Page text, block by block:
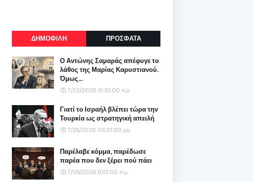
ΔΗΜΟΦΙΛΗ ΠΡΟΣΦΑΤΑ
Ο Αντώνης Σαμαράς απέφυγε το
λάθος της Μαρίας Καρυστιανού.
Όμως...
7/22/2026 10:52:00 π.μ.
Γιατί το Ισραήλ βλέπει τώρα την
Τουρκία ως στρατηγική απειλή
7/25/2026 06:27:00 μ.μ.
Παρέλαβε κόμμα, παρέδωσε
παρέα που δεν ξέρει πού πάει
7/05/2026 11:07:00 π.μ.